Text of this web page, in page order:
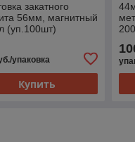
закатного
56мм, магнитный
(уп.100шт)
упаковка
Купить